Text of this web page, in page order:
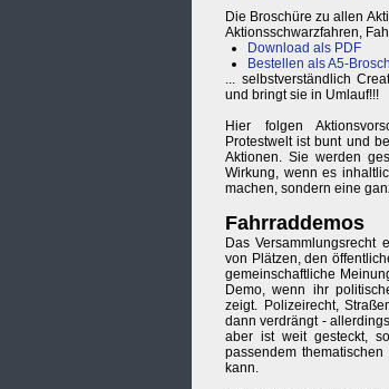
Die Broschüre zu allen
Aktionsschwarzfahren,
Download als PDF
Bestellen als A5-
... selbstverständlich
und bringt sie in Umlauf!!!
Hier folgen
Protestwelt ist bunt und
Aktionen. Sie werden
Wirkung, wenn es
machen, sondern eine
Fahrraddemos
Das Versammlungsrecht
von Plätzen, den
gemeinschaftliche
Demo, wenn ihr
zeigt. Polizeirecht,
dann verdrängt -
aber ist weit gesteckt,
passendem
kann.